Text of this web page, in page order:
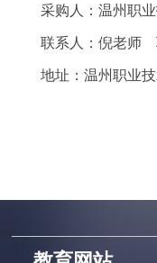
采购人：温州职
联系人：倪老师
地址：温州职业